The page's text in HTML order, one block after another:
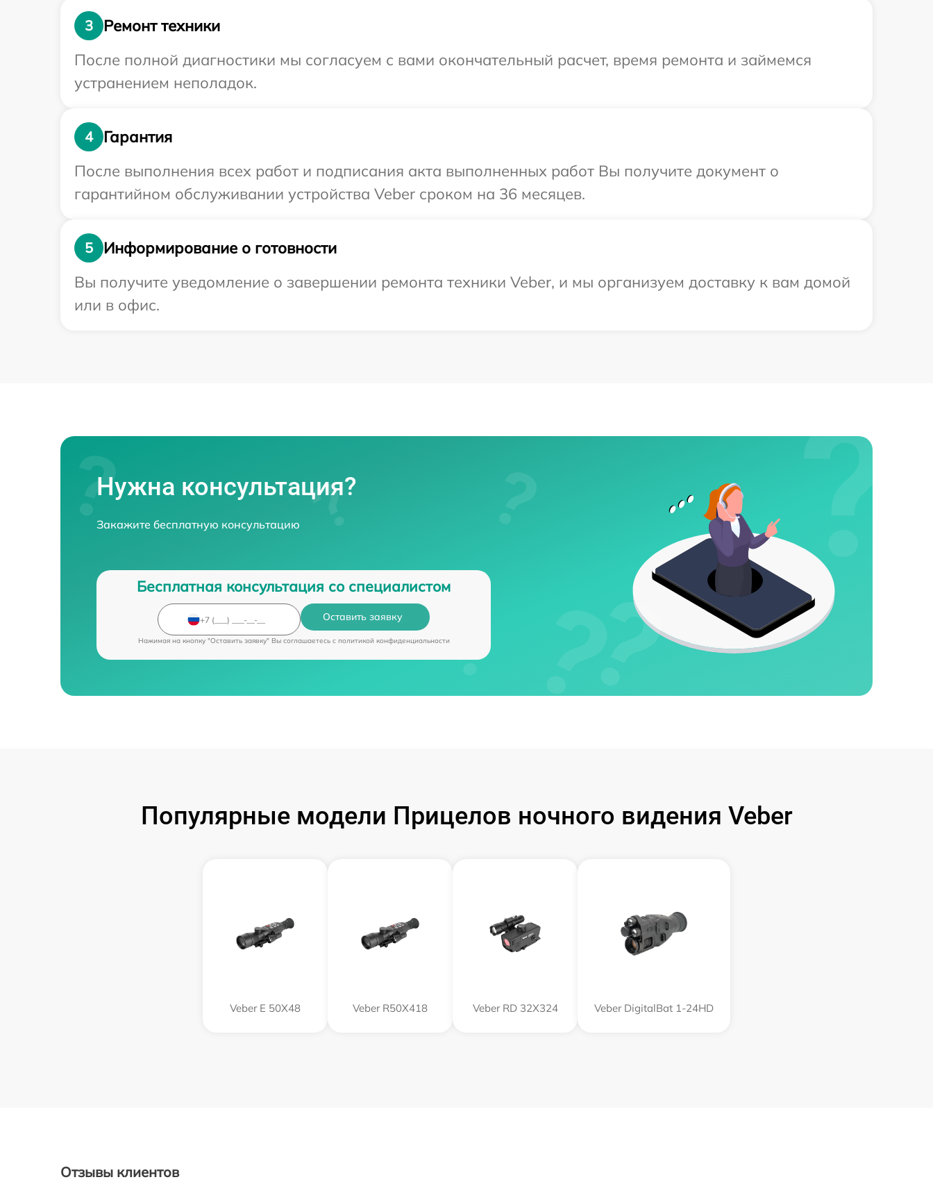
3
Ремонт техники
После полной диагностики мы согласуем с вами окончательный расчет, время ремонта и займемся
устранением неполадок.
4
Гарантия
После выполнения всех работ и подписания акта выполненных работ Вы получите документ о
гарантийном обслуживании устройства Veber сроком на 36 месяцев.
5
Информирование о готовности
Вы получите уведомление о завершении ремонта техники Veber, и мы организуем доставку к вам домой
или в офис.
Нужна консультация?
Закажите бесплатную консультацию
Бесплатная консультация со специалистом
Оставить заявку
Нажимая на кнопку "Оставить заявку" Вы соглашаетесь c политикой конфиденциальности
Популярные модели Прицелов ночного видения Veber
Veber E 50X48 Veber R50X418 Veber RD 32X324 Veber DigitalBat 1-24HD
Отзывы клиентов